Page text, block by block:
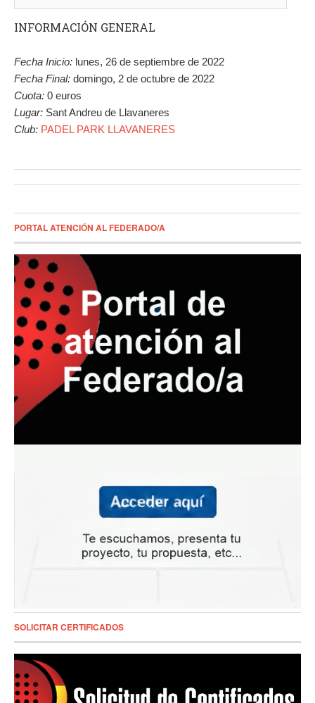
INFORMACIÓN GENERAL
Fecha Inicio: lunes, 26 de septiembre de 2022
Fecha Final: domingo, 2 de octubre de 2022
Cuota: 0 euros
Lugar: Sant Andreu de Llavaneres
Club: PADEL PARK LLAVANERES
PORTAL ATENCIÓN AL FEDERADO/A
SOLICITAR CERTIFICADOS